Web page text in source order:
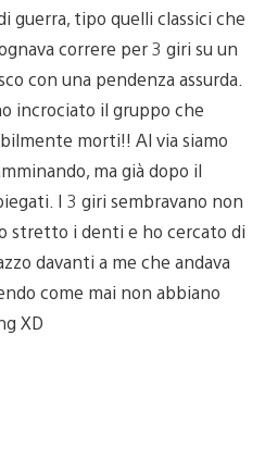
guerra, tipo quelli classici che
correre per 3 giri su un
con una pendenza assurda.
incrociato il gruppo che
morti!! Al via siamo
ma già dopo il
I 3 giri sembravano non
stretto i denti e ho cercato di
davanti a me che andava
come mai non abbiano
XD